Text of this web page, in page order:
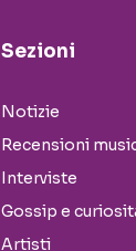
Sezioni
Notizie
Recensioni
Interviste
Gossip e
Artisti